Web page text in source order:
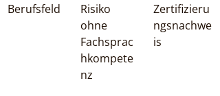
Berufsfeld
Risiko
ohne
Fachsprac
hkompete
nz
Zertifizieru
ngsnachwe
is